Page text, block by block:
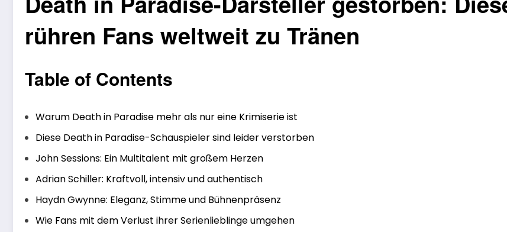
rühren Fans weltweit zu Tränen
Table of Contents
Warum Death in Paradise mehr als nur eine Krimiserie ist
Diese Death in Paradise-Schauspieler sind leider verstorben
John Sessions: Ein Multitalent mit großem Herzen
Adrian Schiller: Kraftvoll, intensiv und authentisch
Haydn Gwynne: Eleganz, Stimme und Bühnenpräsenz
Wie Fans mit dem Verlust ihrer Serienlieblinge umgehen